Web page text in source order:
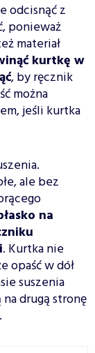
odcisnąć z
ponieważ
materiał
kurtkę w
, by ręcznik
można
jeśli kurtka
ale bez
na
. Kurtka nie
opaść w dół
suszenia
drugą stronę